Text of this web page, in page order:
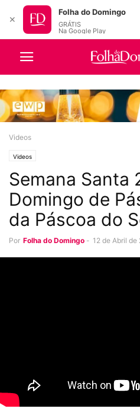
Videos
Videos
Semana Santa
Domingo de
da Páscoa do
Por Folha do Domingo - 12 de Abril de
✕
Folha do Domingo
GRÁTIS
Na Google Play